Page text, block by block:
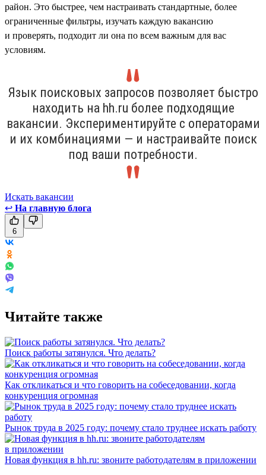
район. Это быстрее, чем настраивать стандартные, более
ограниченные фильтры, изучать каждую вакансию
и проверять, подходит ли она по всем важным для вас
условиям.
Язык поисковых запросов позволяет быстро
находить на hh.ru более подходящие
вакансии. Экспериментируйте с операторами
и их комбинациями — и настраивайте поиск
под ваши потребности.
Искать вакансии
↩ На главную блога
6
Читайте также
Поиск работы затянулся. Что делать?
Как откликаться и что говорить на собеседовании, когда
конкуренция огромная
Рынок труда в 2025 году: почему стало труднее искать работу
Новая функция в hh.ru: звоните работодателям в приложении